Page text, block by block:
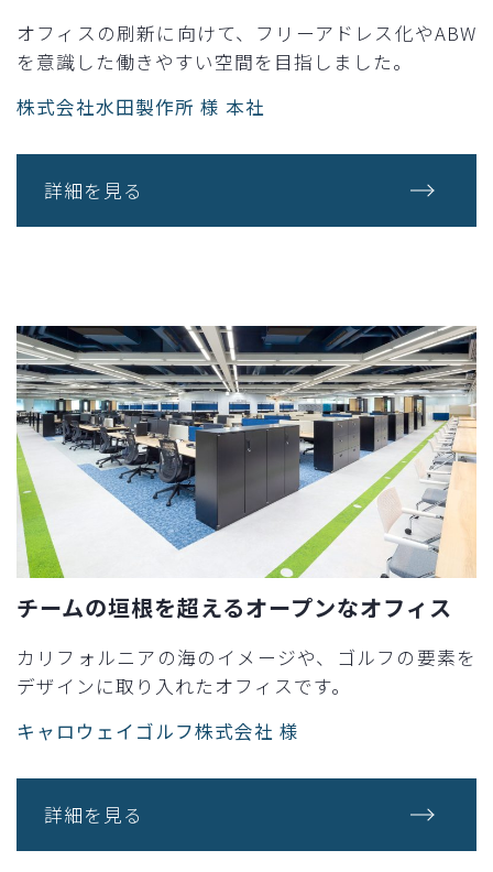
オフィスの刷新に向けて、フリーアドレス化やABW
を意識した働きやすい空間を目指しました。
株式会社水田製作所 様 本社
詳細を見る
チームの垣根を超えるオープンなオフィス
カリフォルニアの海のイメージや、ゴルフの要素を
デザインに取り入れたオフィスです。
キャロウェイゴルフ株式会社 様
詳細を見る